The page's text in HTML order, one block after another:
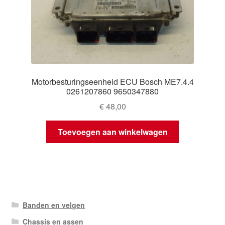
Motorbesturingseenheid ECU Bosch ME7.4.4
0261207860 9650347880
€48,00
Toevoegen aan winkelwagen
Banden en velgen
Chassis en assen